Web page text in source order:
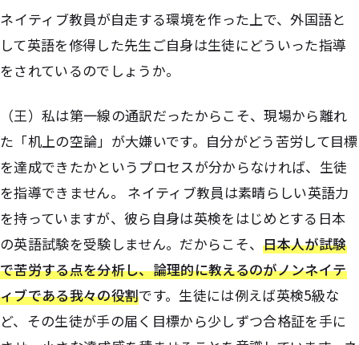
――ネイティブ教員が自走する環境を作った上で、外国語と
して英語を修得した先生ご自身は生徒にどういった指導
をされているのでしょうか。
（王）私は第一線の通訳だったからこそ、現場から離れ
た「机上の空論」が大嫌いです。自分がどう苦労して目標
を達成できたかというプロセスが分からなければ、生徒
を指導できません。 ネイティブ教員は素晴らしい英語力
を持っていますが、彼ら自身は英検をはじめとする日本
の英語試験を受験しません。だからこそ、日本人が試験
で苦労する点を分析し、論理的に教えるのがノンネイテ
ィブである我々の役割です。生徒には例えば英検5級な
ど、その生徒が手の届く目標から少しずつ合格証を手に